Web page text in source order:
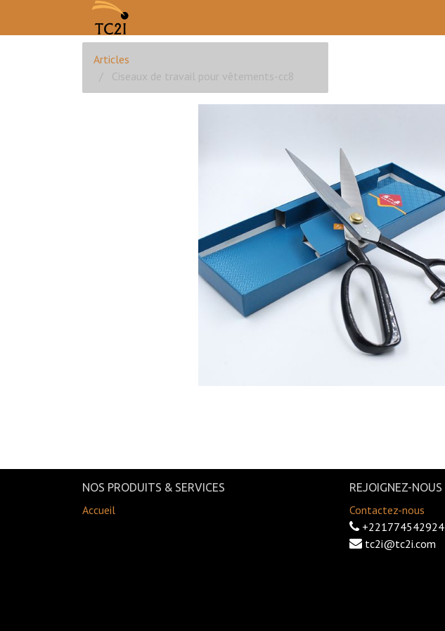
Articles
Ciseaux de travail pour vêtements-cc8
NOS PRODUITS & SERVICES
Accueil
REJOIGNEZ-NOUS
Contactez-nous
+221774542924
tc2i@tc2i.com